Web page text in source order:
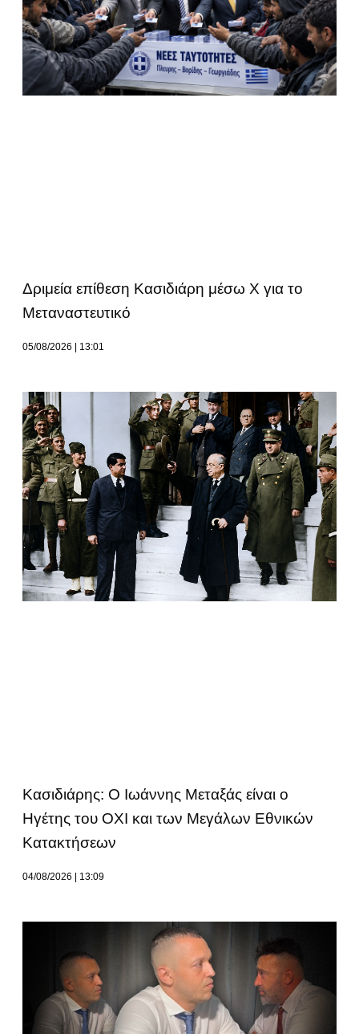
Δριμεία επίθεση Κασιδιάρη μέσω Χ για το
Μεταναστευτικό
05/08/2026 13:01
Κασιδιάρης: Ο Ιωάννης Μεταξάς είναι ο
Ηγέτης του ΟΧΙ και των Μεγάλων Εθνικών
Κατακτήσεων
04/08/2026 13:09